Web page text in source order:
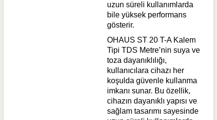
uzun süreli kullanımlarda
bile yüksek performans
gösterir.
OHAUS ST 20 T-A Kalem
Tipi TDS Metre’nin suya ve
toza dayanıklılığı,
kullanıcılara cihazı her
koşulda güvenle kullanma
imkanı sunar. Bu özellik,
cihazın dayanıklı yapısı ve
sağlam tasarımı sayesinde